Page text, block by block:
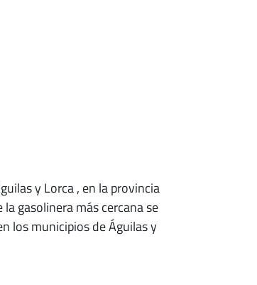
y Lorca, en la provincia
gasolinera más cercana se
los municipios de Águilas y